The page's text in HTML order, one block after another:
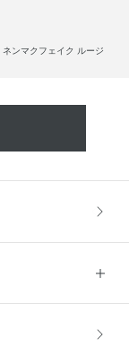
ネンマクフェイク ルージ